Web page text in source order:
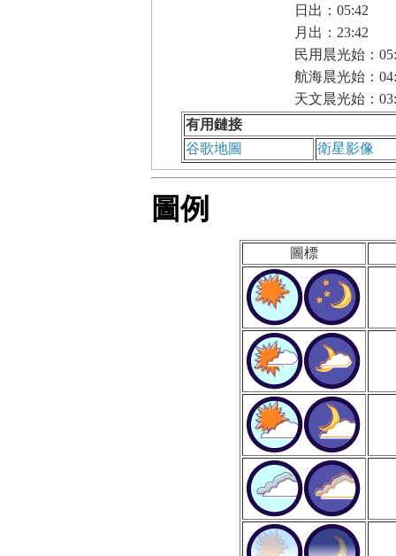
日出：05:42
月出：23:42
民用晨光始：
航海晨光始：
天文晨光始：
有用鏈接
谷歌地圖
衛星影像
圖例
圖標